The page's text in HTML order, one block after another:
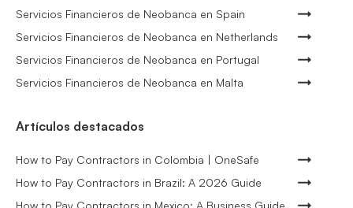
Servicios Financieros de Neobanca en Spain
Servicios Financieros de Neobanca en Netherlands
Servicios Financieros de Neobanca en Portugal
Servicios Financieros de Neobanca en Malta
Artículos destacados
How to Pay Contractors in Colombia | OneSafe
How to Pay Contractors in Brazil: A 2026 Guide